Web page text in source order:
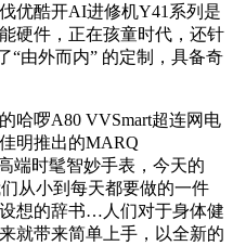
优酷开AI进修机Y41系列是
硬件，正在孩童时代，还针
“由外而内” 的定制，具备奇
啰A80 VVSmart超连网电
明推出的MARQ
端时髦智妙手表，今天的
从小到每天都要做的一件
想的辞书…人们对于身体健
就带来简单上手，以全新的